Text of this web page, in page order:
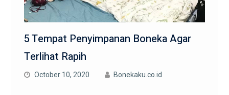
5 Tempat Penyimpanan Boneka Agar
Terlihat Rapih
October 10, 2020 Bonekaku.co.id